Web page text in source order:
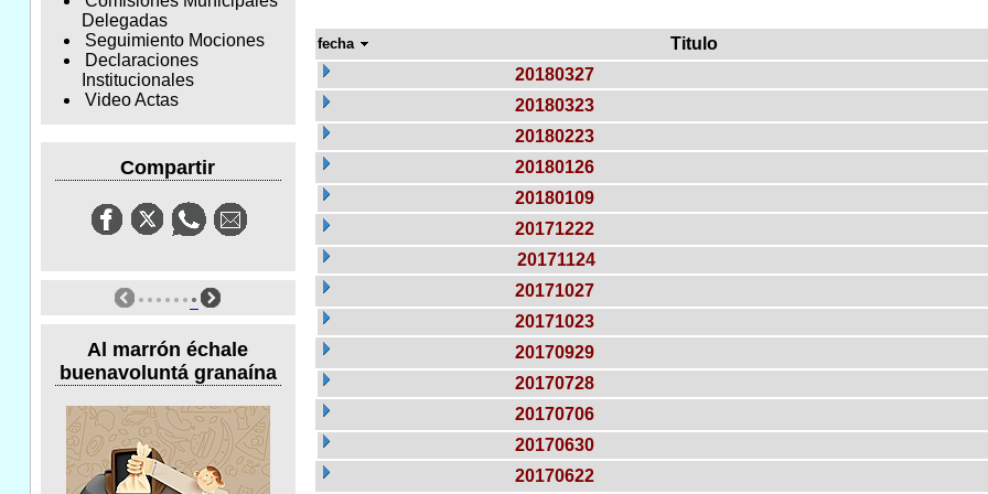
Delegadas
Seguimiento Mociones
Declaraciones
Institucionales
Video Actas
Compartir
Al marrón échale
buenavoluntá granaína
fecha Titulo
20180327
20180323
20180223
20180126
20180109
20171222
20171124
20171027
20171023
20170929
20170728
20170706
20170630
20170622